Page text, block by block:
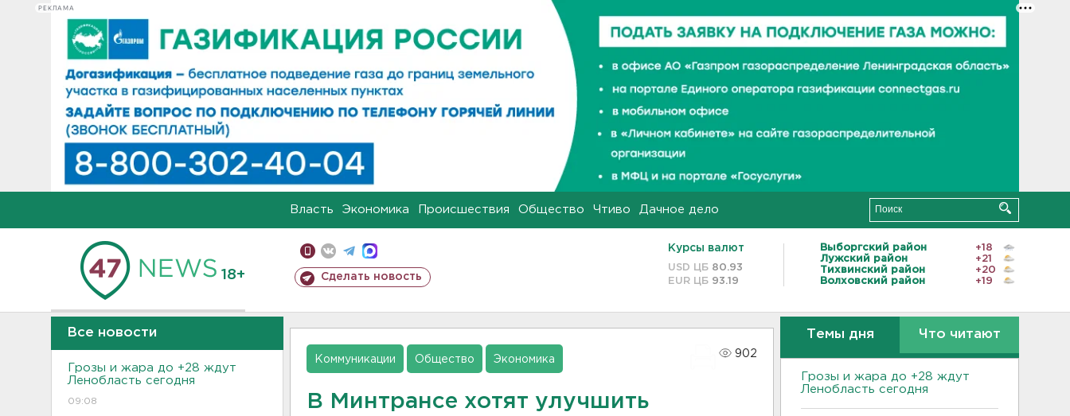
РЕКЛАМА
Власть Экономика Происшествия Общество Чтиво Дачное дело
18+ Сделать новость
Курсы валют
USD ЦБ 80.93
EUR ЦБ 93.19
Выборгский район
+18
Лужский район
+21
Тихвинский район
+20
Волховский район
+19
Все новости
Грозы и жара до +28 ждут
Ленобласть сегодня
09:08
Коммуникации Общество Экономика
902
В Минтрансе хотят улучшить
Темы дня Что читают
Грозы и жара до +28 ждут
Ленобласть сегодня